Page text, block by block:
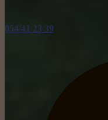
054/41 23 39